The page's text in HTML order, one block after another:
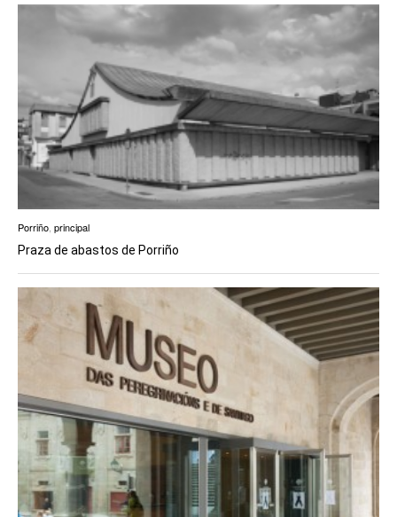
Porriño principal
Praza de abastos de Porriño